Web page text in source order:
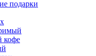
подарки
кофе